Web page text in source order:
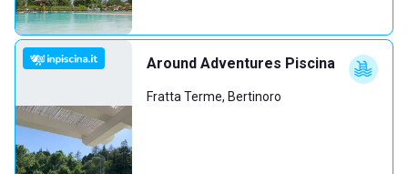
Around Adventures Piscina
Fratta Terme, Bertinoro